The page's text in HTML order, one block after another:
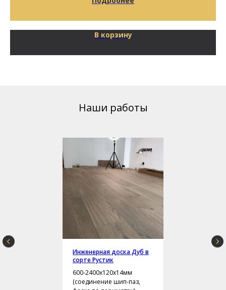
В корзину
Наши работы
Инженерная доска Дуб в
сорте Рустик
600-2400х120х14мм
(соединение шип-паз,